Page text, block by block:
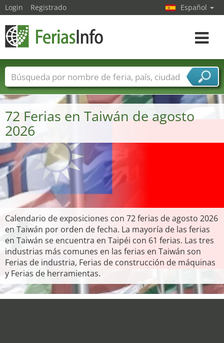
72 Ferias en Taiwán de agosto
2026
Calendario de exposiciones con 72 ferias de agosto 2026
en Taiwán por orden de fecha. La mayoría de las ferias
en Taiwán se encuentra en Taipéi con 61 ferias. Las tres
industrias más comunes en las ferias en Taiwán son
Ferias de industria, Ferias de construcción de máquinas
y Ferias de herramientas.
Login Registrado Español
toggle
Nombres de ferias Países
Ciudades
Sectores de ferias
Sectores de proveedor de servicios